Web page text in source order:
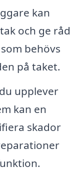
kan
och ge råd
behövs
på taket.
upplever
kan en
skador